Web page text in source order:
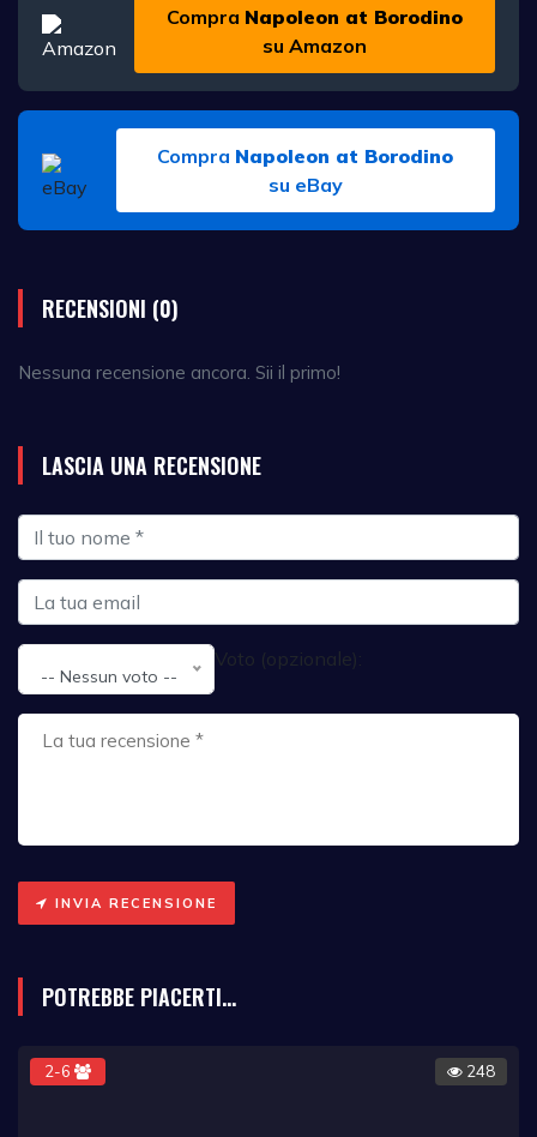
Compra Napoleon at Borodino
su Amazon
Compra Napoleon at Borodino
su eBay
RECENSIONI (0)
Nessuna recensione ancora. Sii il primo!
LASCIA UNA RECENSIONE
Voto (opzionale):
-- Nessun voto --
INVIA RECENSIONE
POTREBBE PIACERTI...
2-6 248